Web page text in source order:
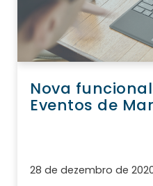
Nova
Eventos de
28 de dezembro de